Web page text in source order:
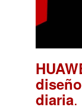
diaria.